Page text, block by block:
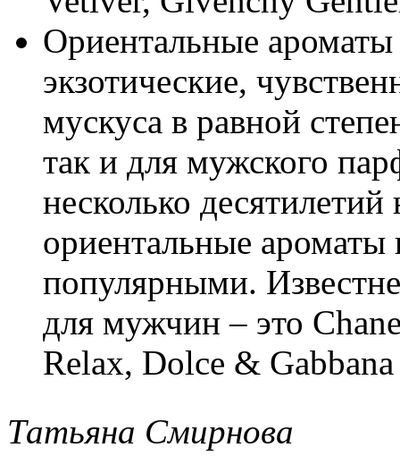
Ориентальные ароматы
экзотические,
мускуса в равной
так и для мужского
несколько
ориентальные ароматы
популярными.
для мужчин – это
Relax, Dolce &
Татьяна Смирнова